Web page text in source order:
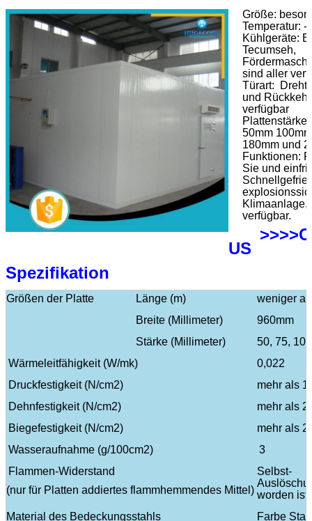
Größe:
Temperatur: -
Kühlgeräte:
Tecumseh,
sind aller
Türart:
und
verfügbar
50mm
180mm und
Funktionen:
Sie und
Klimaanlage,
verfügbar.
US
Spezifikation
Größen der Platte Länge (m)
weniger
Breite (Millimeter)
960mm
Stärke (Millimeter)
50, 75,
Wärmeleitfähigkeit (W/mk)
0,022
Druckfestigkeit (N/cm2)
mehr als
Dehnfestigkeit (N/cm2)
mehr als
Biegefestigkeit (N/cm2)
mehr als
Wasseraufnahme (g/100cm2)
3
Flammen-Widerstand
(nur für Platten addiertes flammhemmendes Mittel)
Selbst-
worden ist
Material des Bedeckungsstahls
Farbe